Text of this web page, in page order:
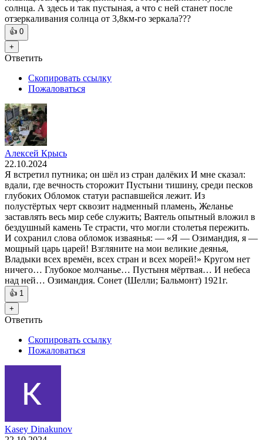
солнца. А здесь и так пустыная, а что с ней станет после
отзеркаливания солнца от 3,8км-го зеркала???
👍 0
+
Ответить
Скопировать ссылку
Пожаловаться
Алексей Крысь
22.10.2024
Я встретил путника; он шёл из стран далёких И мне сказал:
вдали, где вечность сторожит Пустыни тишину, среди песков
глубоких Обломок статуи распавшейся лежит. Из
полустёртых черт сквозит надменный пламень, Желанье
заставлять весь мир себе служить; Ваятель опытный вложил в
бездушный камень Те страсти, что могли столетья пережить.
И сохранил слова обломок изваянья: — «Я — Озимандия, я —
мощный царь царей! Взгляните на мои великие деянья,
Владыки всех времён, всех стран и всех морей!» Кругом нет
ничего… Глубокое молчанье… Пустыня мёртвая… И небеса
над ней… Озимандия. Сонет (Шелли; Бальмонт) 1921г.
👍 1
+
Ответить
Скопировать ссылку
Пожаловаться
Kasey Dinakunov